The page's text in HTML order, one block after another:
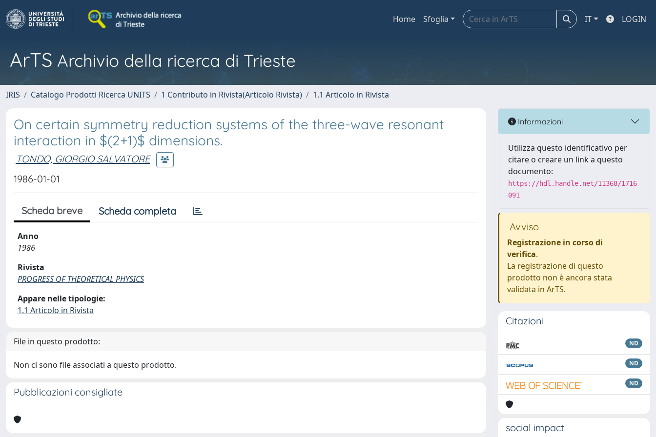
Home Sfoglia IT LOGIN
ArTS Archivio della ricerca di Trieste
IRIS Catalogo Prodotti Ricerca UNITS 1 Contributo in Rivista(Articolo Rivista) 1.1 Articolo in Rivista
On certain symmetry reduction systems of the three-wave resonant
interaction in $(2+1)$ dimensions.
TONDO, GIORGIO SALVATORE
1986-01-01
Scheda breve Scheda completa
Anno
1986
Rivista
PROGRESS OF THEORETICAL PHYSICS
Appare nelle tipologie:
1.1 Articolo in Rivista
File in questo prodotto:
Non ci sono file associati a questo prodotto.
Pubblicazioni consigliate
Informazioni
Utilizza questo identificativo per
citare o creare un link a questo
documento:
https://hdl.handle.net/11368/1716
091
Avviso
Registrazione in corso di
verifica.
La registrazione di questo
prodotto non è ancora stata
validata in ArTS.
Citazioni
ND
ND
ND
social impact